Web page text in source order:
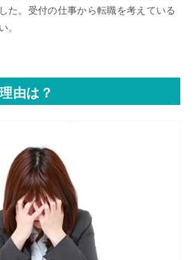
た。受付の仕事から転職を考えている
。
由は？